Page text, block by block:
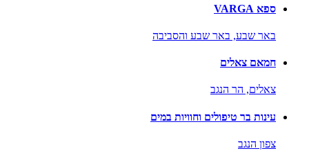
ספא VARGA
באר שבע, באר שבע והסביבה
חמאם צאלים
צאלים, הר הנגב
עינות בר טיפולים וחוויות במים
צפון הנגב